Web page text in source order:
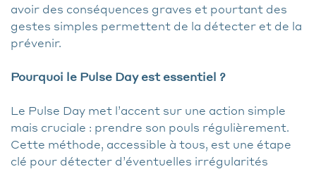
avoir des conséquences graves et pourtant des
gestes simples permettent de la détecter et de la
prévenir.
Pourquoi le Pulse Day est essentiel ?
Le Pulse Day met l’accent sur une action simple
mais cruciale : prendre son pouls régulièrement.
Cette méthode, accessible à tous, est une étape
clé pour détecter d’éventuelles irrégularités